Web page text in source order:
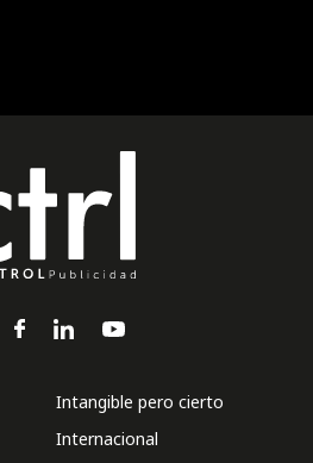
Intangible pero cierto
Internacional